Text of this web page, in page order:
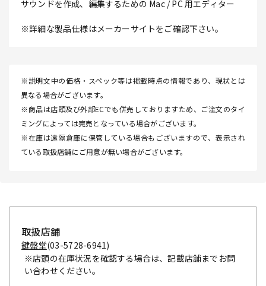
サウンドを作成、編集するための Mac / PC 用エディター
※詳細な製品仕様はメーカーサイトをご確認下さい。
※説明文中の価格・スペック等は掲載時点の情報であり、現状とは
異なる場合がございます。
※商品は店頭及び外部ECでも併売しておりますため、ご注文のタイ
ミングによっては完売となっている場合がございます。
※在庫は遠隔倉庫に保管している場合もございますので、表示され
ている取扱店舗にご用意が無い場合がございます。
取扱店舗
鍵盤堂(03-5728-6941)
※店頭の在庫状況を確認する場合は、記載店舗までお問
い合わせください。